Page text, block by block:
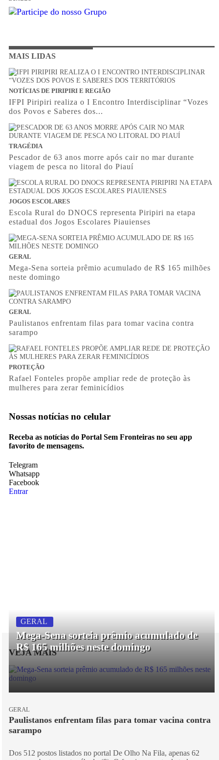
MAIS LIDAS
NOTÍCIAS DE PIRIPIRI E REGIÃO
IFPI Piripiri realiza o I Encontro Interdisciplinar “Vozes
dos Povos e Saberes dos...
TRAGÉDIA
Pescador de 63 anos morre após cair no mar durante
viagem de pesca no litoral do Piauí
JOGOS ESCOLARES
Escola Rural do DNOCS representa Piripiri na etapa
estadual dos Jogos Escolares Piauienses
GERAL
Mega-Sena sorteia prêmio acumulado de R$ 165 milhões
neste domingo
GERAL
Paulistanos enfrentam filas para tomar vacina contra
sarampo
PROTEÇÃO
Rafael Fonteles propõe ampliar rede de proteção às
mulheres para zerar feminicídios
Nossas notícias no celular
Receba as notícias do Portal Sem Fronteiras no seu app
favorito de mensagens.
Telegram
Whatsapp
Facebook
Entrar
VEJA MAIS
GERAL
Mega-Sena sorteia prêmio acumulado de
R$ 165 milhões neste domingo
GERAL
Paulistanos enfrentam filas para tomar vacina contra
sarampo
Dos 512 postos listados no portal De Olho Na Fila, apenas 62